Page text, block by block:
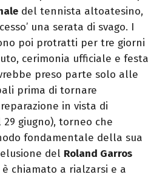
del tennista altoatesino,
una serata di svago. I
poi protratti per tre giorni
cerimonia ufficiale e festa
preso parte solo alle
prima di tornare
in vista di
29 giugno), torneo che
fondamentale della sua
del Roland Garros
chiamato a rialzarsi e a